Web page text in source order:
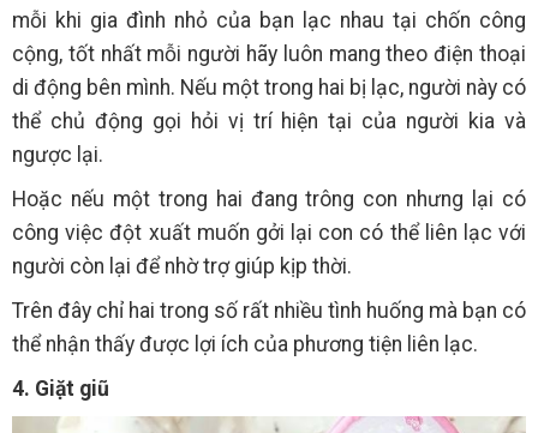
mỗi khi gia đình nhỏ của bạn lạc nhau tại chốn công
cộng, tốt nhất mỗi người hãy luôn mang theo điện thoại
di động bên mình. Nếu một trong hai bị lạc, người này có
thể chủ động gọi hỏi vị trí hiện tại của người kia và
ngược lại.
Hoặc nếu một trong hai đang trông con nhưng lại có
công việc đột xuất muốn gởi lại con có thể liên lạc với
người còn lại để nhờ trợ giúp kịp thời.
Trên đây chỉ hai trong số rất nhiều tình huống mà bạn có
thể nhận thấy được lợi ích của phương tiện liên lạc.
4. Giặt giũ